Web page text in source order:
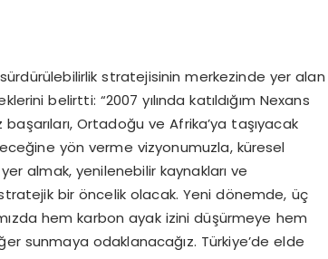
stratejisinin merkezinde yer alan
belirtti: “2007 yılında katıldığım Nexans
Ortadoğu ve Afrika’ya taşıyacak
yön verme vizyonumuzla, küresel
almak, yenilenebilir kaynakları ve
bir öncelik olacak. Yeni dönemde, üç
hem karbon ayak izini düşürmeye hem
sunmaya odaklanacağız. Türkiye’de elde